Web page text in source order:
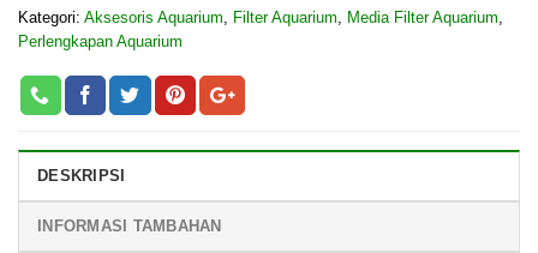
Kategori: Aksesoris Aquarium, Filter Aquarium, Media Filter Aquarium,
Perlengkapan Aquarium
DESKRIPSI
INFORMASI TAMBAHAN